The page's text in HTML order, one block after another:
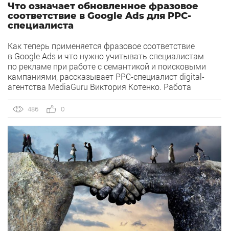
Что означает обновленное фразовое
соответствие в Google Ads для PPC-
специалиста
Как теперь применяется фразовое соответствие
в Google Ads и что нужно учитывать специалистам
по рекламе при работе с семантикой и поисковыми
кампаниями, рассказывает PPC-специалист digital-
агентства MediaGuru Виктория Котенко. Работа
кампаниях в Google Ads — отличная возможность
избавиться от нерелевантного, а часто и мусорного
трафика. Во многом именно от выбора правильного
типа соответствия зависит качество трафика, его
объемы и в конечном счете даже рейтинг объявления.
Несмотря на важность такой настройки, в начале 2021
года […]
486 0